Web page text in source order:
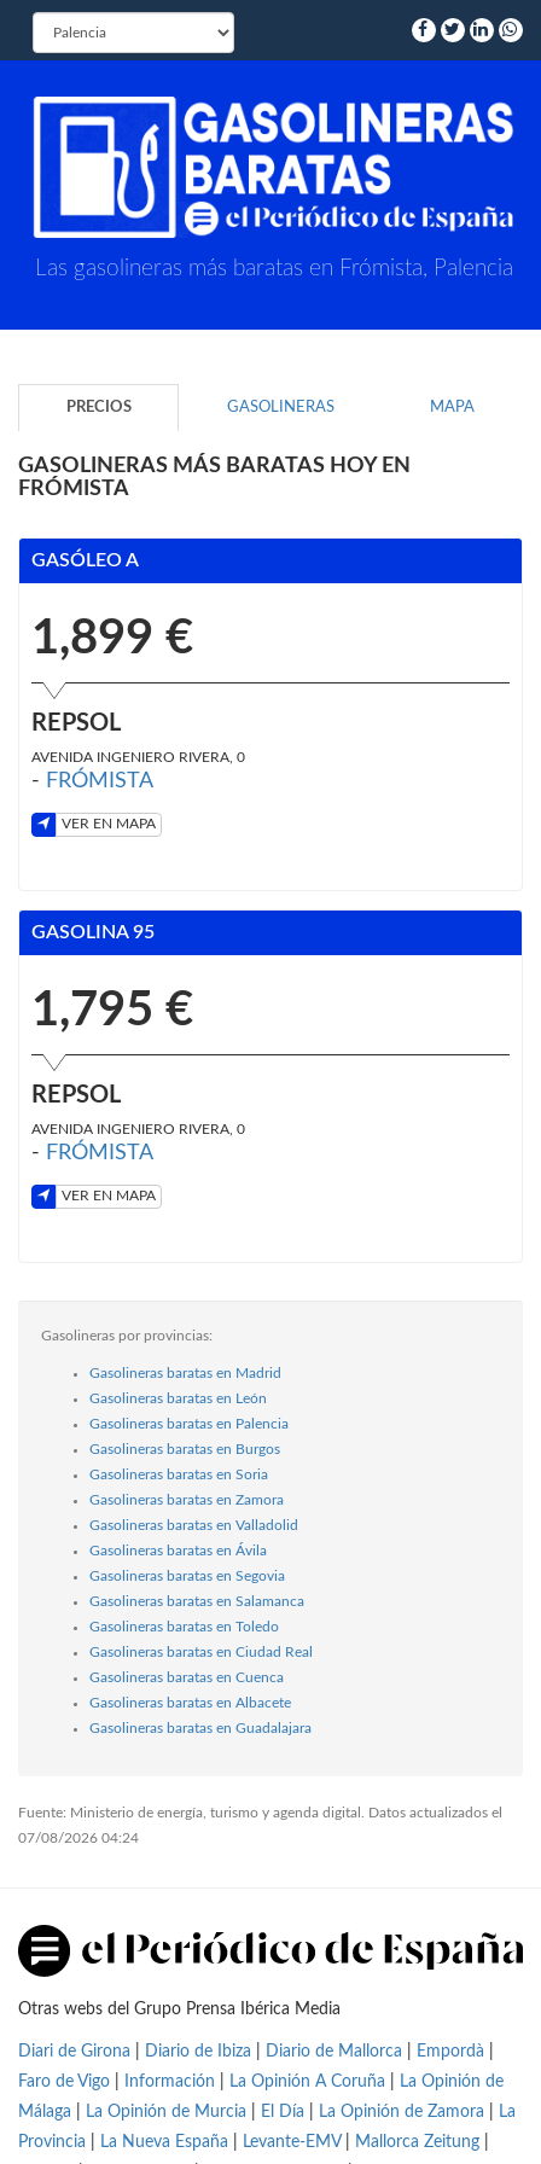
Las gasolineras más baratas en Frómista, Palencia
PRECIOS GASOLINERAS MAPA
GASOLINERAS MÁS BARATAS HOY EN
FRÓMISTA
GASÓLEO A
1,899 €
REPSOL
AVENIDA INGENIERO RIVERA, 0
- FRÓMISTA
VER EN MAPA
GASOLINA 95
1,795 €
REPSOL
AVENIDA INGENIERO RIVERA, 0
- FRÓMISTA
VER EN MAPA
Gasolineras por provincias:
Gasolineras baratas en Madrid
Gasolineras baratas en León
Gasolineras baratas en Palencia
Gasolineras baratas en Burgos
Gasolineras baratas en Soria
Gasolineras baratas en Zamora
Gasolineras baratas en Valladolid
Gasolineras baratas en Ávila
Gasolineras baratas en Segovia
Gasolineras baratas en Salamanca
Gasolineras baratas en Toledo
Gasolineras baratas en Ciudad Real
Gasolineras baratas en Cuenca
Gasolineras baratas en Albacete
Gasolineras baratas en Guadalajara
Fuente: Ministerio de energía, turismo y agenda digital. Datos actualizados el
07/08/2026 04:24
Otras webs del Grupo Prensa Ibérica Media
Diari de Girona Diario de Ibiza Diario de Mallorca Empordà
Faro de Vigo
Información La Opinión A Coruña
La Opinión de
Málaga
La Opinión de Murcia El Día La Opinión de Zamora
La
Provincia
La Nueva España Levante-EMV| Mallorca Zeitung